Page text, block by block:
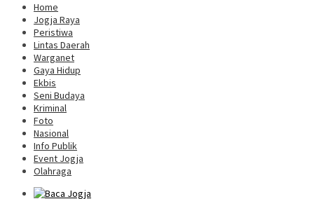
Home
Jogja Raya
Peristiwa
Lintas Daerah
Warganet
Gaya Hidup
Ekbis
Seni Budaya
Kriminal
Foto
Nasional
Info Publik
Event Jogja
Olahraga